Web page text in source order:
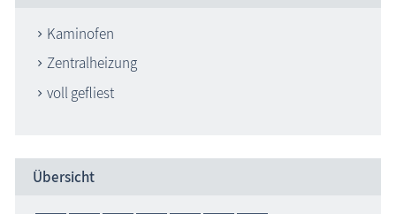
Kaminofen
Zentralheizung
voll gefliest
Übersicht